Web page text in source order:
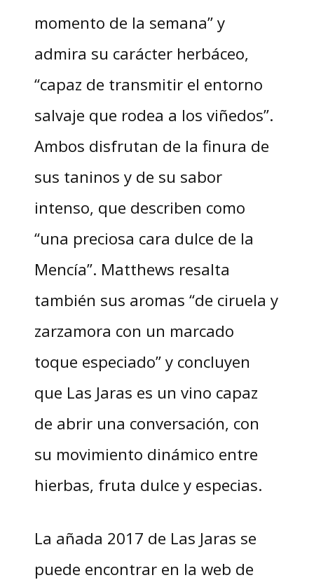
momento de la semana” y
admira su carácter herbáceo,
“capaz de transmitir el entorno
salvaje que rodea a los viñedos”.
Ambos disfrutan de la finura de
sus taninos y de su sabor
intenso, que describen como
“una preciosa cara dulce de la
Mencía”. Matthews resalta
también sus aromas “de ciruela y
zarzamora con un marcado
toque especiado” y concluyen
que Las Jaras es un vino capaz
de abrir una conversación, con
su movimiento dinámico entre
hierbas, fruta dulce y especias.
La añada 2017 de Las Jaras se
puede encontrar en la web de